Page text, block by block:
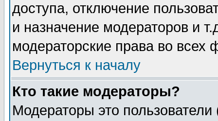
доступа, отключение
и назначение модераторов и
модераторские права во всех
Вернуться к началу
Кто такие модераторы?
Модераторы это